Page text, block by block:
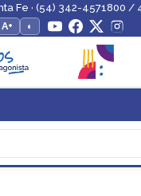
Fe · (54) 342-4571800 /
A+ ◐